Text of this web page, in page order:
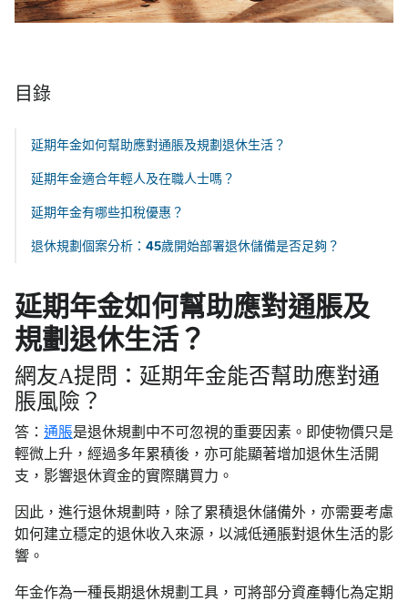
目錄
延期年金如何幫助應對通脹及規劃退休生活？
延期年金適合年輕人及在職人士嗎？
延期年金有哪些扣稅優惠？
退休規劃個案分析：45歲開始部署退休儲備是否足夠？
延期年金如何幫助應對通脹及
規劃退休生活？
網友A提問：延期年金能否幫助應對通
脹風險？
答： 通脹是退休規劃中不可忽視的重要因素。即使物價只是
輕微上升，經過多年累積後，亦可能顯著增加退休生活開
支，影響退休資金的實際購買力。
因此，進行退休規劃時，除了累積退休儲備外，亦需要考慮
如何建立穩定的退休收入來源，以減低通脹對退休生活的影
響。
年金作為一種長期退休規劃工具，可將部分資產轉化為定期